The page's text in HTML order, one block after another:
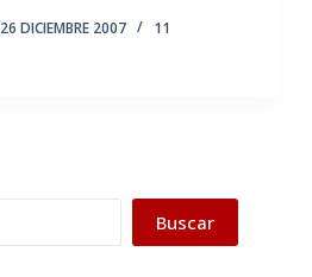
26 DICIEMBRE 2007
11
Buscar